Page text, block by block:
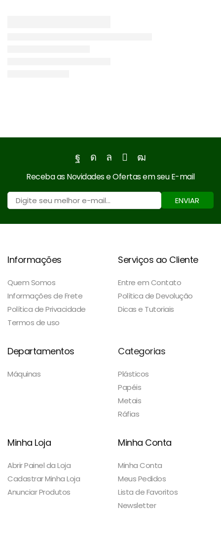
Facebook
Instagram
Whatsapp
EmailYoutube
Receba as Novidades e Ofertas em seu E-mail
ENVIAR
Informações
Quem Somos
Informações de Frete
Política de Privacidade
Termos de uso
Serviços ao Cliente
Entre em Contato
Política de Devolução
Dicas e Tutoriais
Departamentos
Máquinas
Categorias
Plásticos
Papéis
Metais
Ráfias
Minha Loja
Abrir Painel da Loja
Cadastrar Minha Loja
Anunciar Produtos
Minha Conta
Minha Conta
Meus Pedidos
Lista de Favoritos
Newsletter